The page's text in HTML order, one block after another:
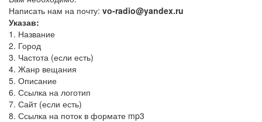
Написать нам на почту: vo-radio@yandex.ru
Указав:
1. Название
2. Город
3. Частота (если есть)
4. Жанр вещания
5. Описание
6. Ссылка на логотип
7. Сайт (если есть)
8. Ссылка на поток в формате mp3